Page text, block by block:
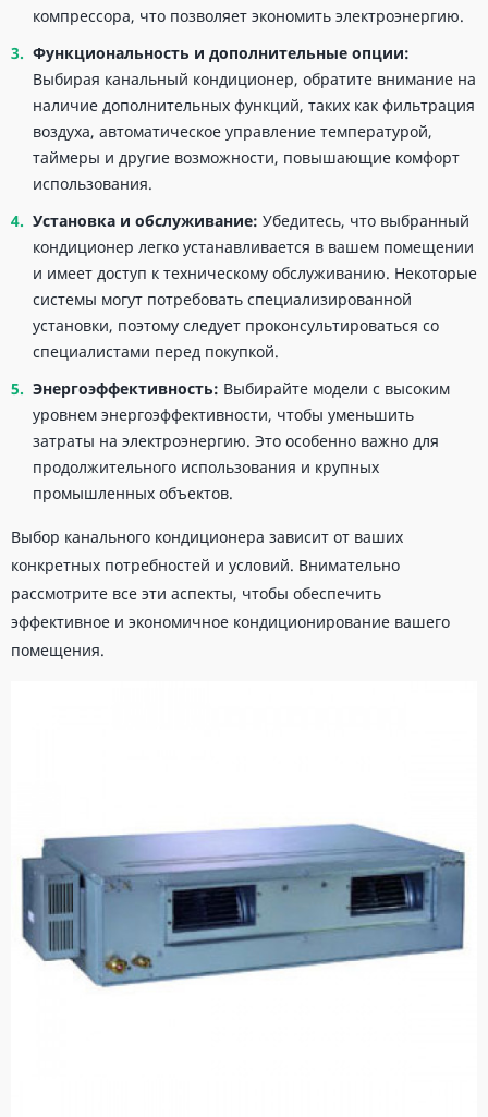
компрессора, что позволяет экономить электроэнергию.
Функциональность и дополнительные опции:
Выбирая канальный кондиционер, обратите внимание на
наличие дополнительных функций, таких как фильтрация
воздуха, автоматическое управление температурой,
таймеры и другие возможности, повышающие комфорт
использования.
Установка и обслуживание: Убедитесь, что выбранный
кондиционер легко устанавливается в вашем помещении
и имеет доступ к техническому обслуживанию. Некоторые
системы могут потребовать специализированной
установки, поэтому следует проконсультироваться со
специалистами перед покупкой.
Энергоэффективность: Выбирайте модели с высоким
уровнем энергоэффективности, чтобы уменьшить
затраты на электроэнергию. Это особенно важно для
продолжительного использования и крупных
промышленных объектов.
Выбор канального кондиционера зависит от ваших
конкретных потребностей и условий. Внимательно
рассмотрите все эти аспекты, чтобы обеспечить
эффективное и экономичное кондиционирование вашего
помещения.